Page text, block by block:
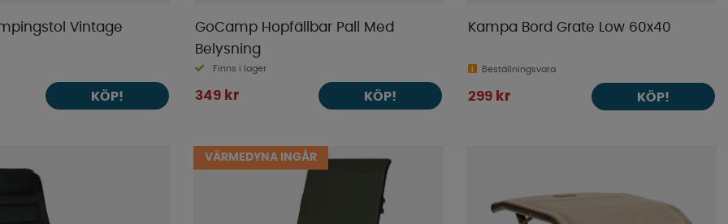
Vintage
KÖP!
GoCamp Hopfällbar Pall Med
Belysning
Finns i lager
349 kr KÖP!
Kampa Bord Grate Low 60x40
Beställningsvara
299 kr KÖP!
VÄRMEDYNA INGÅR